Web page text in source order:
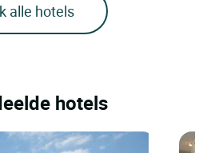
alle hotels
hotels